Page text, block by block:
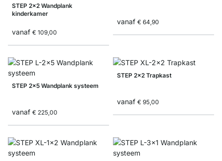
STEP 2x2 Wandplank
kinderkamer
vanaf € 109,00
vanaf € 64,90
STEP 2x5 Wandplank systeem
vanaf € 225,00
STEP 2x2 Trapkast
vanaf € 95,00